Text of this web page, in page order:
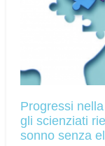
Progressi
gli scienziati
sonno senza